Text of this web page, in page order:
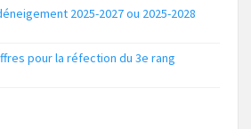
2025-2027 ou 2025-2028
pour la réfection du 3e rang